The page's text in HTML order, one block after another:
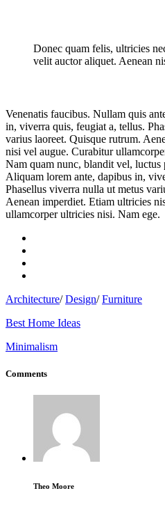
Donec quam felis, ultricies
velit auctor aliquet. Aenean
Venenatis faucibus. Nullam quis
in, viverra quis, feugiat a, tellus.
varius laoreet. Quisque rutrum.
nisi vel augue. Curabitur
Nam quam nunc, blandit vel,
Aliquam lorem ante, dapibus in,
Phasellus viverra nulla ut metus
Aenean imperdiet. Etiam ultricies
ullamcorper ultricies nisi. Nam ege.
Architecture/Design/Furniture
Best Home Ideas
Minimalism
Comments
Theo Moore